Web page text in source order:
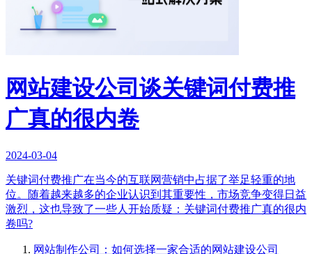
网站建设公司谈关键词付费推
广真的很内卷
2024-03-04
关键词付费推广在当今的互联网营销中占据了举足轻重的地
位。随着越来越多的企业认识到其重要性，市场竞争变得日益
激烈，这也导致了一些人开始质疑：关键词付费推广真的很内
卷吗?
网站制作公司：如何选择一家合适的网站建设公司